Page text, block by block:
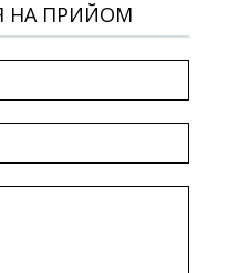
НА ПРИЙОМ